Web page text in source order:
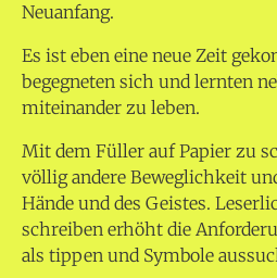
Neuanfang.
Es ist eben eine neue Zeit
begegneten sich und lernten
miteinander zu leben.
Mit dem Füller auf Papier zu
völlig andere Beweglichkeit
Hände und des Geistes.
schreiben erhöht die
als tippen und Symbole